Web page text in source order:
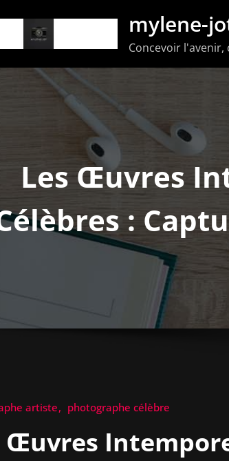
mylene-
Concevoir
Les Œuvres
:
artiste photographe célèbre
Œuvres